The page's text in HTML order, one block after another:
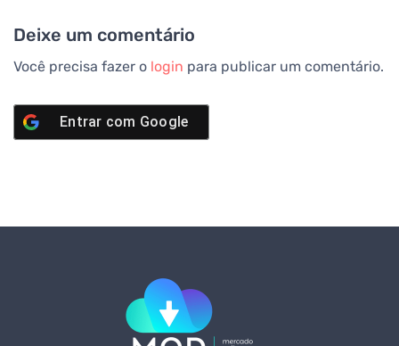
Deixe um comentário
Você precisa fazer o login para publicar um comentário.
Entrar com Google